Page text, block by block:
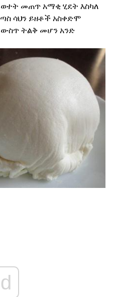
መጠጥ አማቂ ሂደት እስካለ
ሳህን ይዘቶች አስቀድሞ
ትልቅ መሆን አንድ